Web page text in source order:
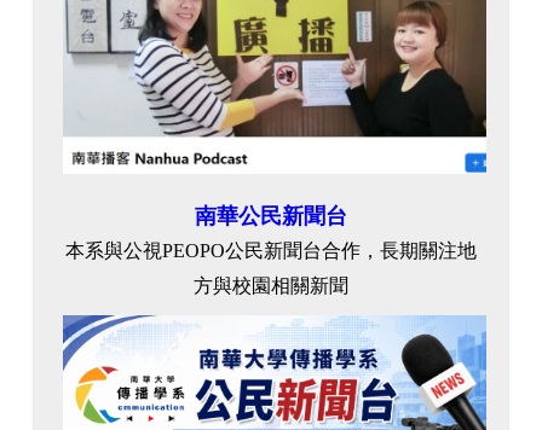
南華公民新聞台
本系與公視PEOPO公民新聞台合作，長期關注地
方與校園相關新聞